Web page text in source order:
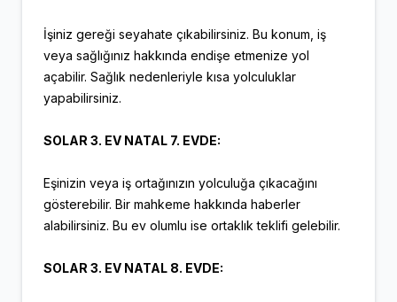
İşiniz gereği seyahate çıkabilirsiniz. Bu konum, iş
veya sağlığınız hakkında endişe etmenize yol
açabilir. Sağlık nedenleriyle kısa yolculuklar
yapabilirsiniz.
SOLAR 3. EV NATAL 7. EVDE:
Eşinizin veya iş ortağınızın yolculuğa çıkacağını
gösterebilir. Bir mahkeme hakkında haberler
alabilirsiniz. Bu ev olumlu ise ortaklık teklifi gelebilir.
SOLAR 3. EV NATAL 8. EVDE: